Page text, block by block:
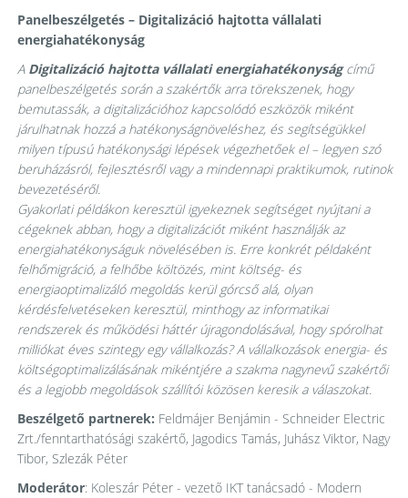
Panelbeszélgetés – Digitalizáció hajtotta vállalati
energiahatékonyság
A Digitalizáció hajtotta vállalati energiahatékonyságcímű
panelbeszélgetés során a szakértők arra törekszenek, hogy
bemutassák, a digitalizációhoz kapcsolódó eszközök miként
járulhatnak hozzá a hatékonyságnöveléshez, és segítségükkel
milyen típusú hatékonysági lépések végezhetőek el – legyen szó
beruházásról, fejlesztésről vagy a mindennapi praktikumok, rutinok
bevezetéséről.
Gyakorlati példákon keresztül igyekeznek segítséget nyújtani a
cégeknek abban, hogy a digitalizációt miként használják az
energiahatékonyságuk növelésében is. Erre konkrét példaként
felhőmigráció, a felhőbe költözés, mint költség- és
energiaoptimalizáló megoldás kerül górcső alá, olyan
kérdésfelvetéseken keresztül, minthogy az informatikai
rendszerek és működési háttér újragondolásával, hogy spórolhat
milliókat éves szintegy egy vállalkozás?A vállalkozások energia- és
költségoptimalizálásának mikéntjére a szakma nagynevű szakértői
és a legjobb megoldások szállítói közösen keresik a válaszokat.
Beszélgető partnerek: Feldmájer Benjámin - Schneider Electric
Zrt./fenntarthatósági szakértő, Jagodics Tamás, Juhász Viktor, Nagy
Tibor, Szlezák Péter
Moderátor: Koleszár Péter - vezető IKT tanácsadó - Modern